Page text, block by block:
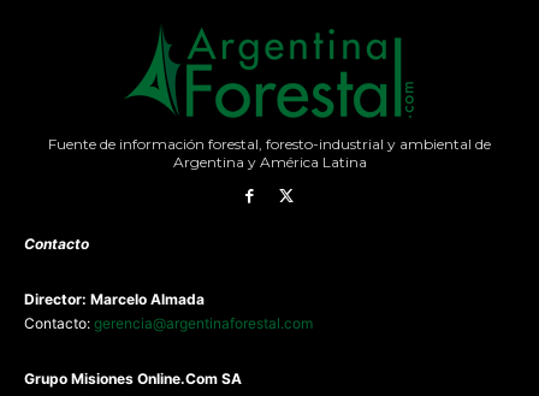
Fuente de información forestal, foresto-industrial y ambiental de
Argentina y América Latina
Contacto
Director: Marcelo Almada
Contacto: gerencia@argentinaforestal.com
Grupo Misiones Online.Com SA